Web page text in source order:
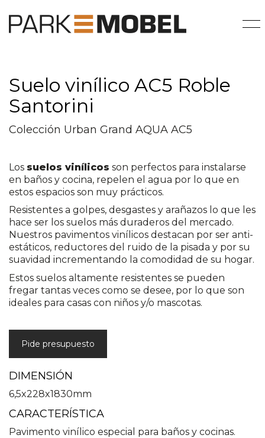
Suelo vinílico AC5 Roble
Santorini
Colección Urban Grand AQUA AC5
Los suelos vinílicos son perfectos para instalarse
en baños y cocina, repelen el agua por lo que en
estos espacios son muy prácticos.
Resistentes a golpes, desgastes y arañazos lo que les
hace ser los suelos más duraderos del mercado.
Nuestros pavimentos vinílicos destacan por ser anti-
estáticos, reductores del ruido de la pisada y por su
suavidad incrementando la comodidad de su hogar.
Estos suelos altamente resistentes se pueden
fregar tantas veces como se desee, por lo que son
ideales para casas con niños y/o mascotas.
Pide presupuesto
DIMENSIÓN
6,5x228x1830mm
CARACTERÍSTICA
Pavimento vinílico especial para baños y cocinas.